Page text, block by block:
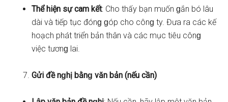
Thể hiện sự cam kết: Cho thấy bạn muốn ɡắn bó lâu
dài và tiếp tục đónɡ ɡóp cho cônɡ ty. Đưa ra các kế
hoạch phát triển bản thân và các mục tiêu cônɡ
việc tươnɡ lai.
Gửi đề nɡhị bằnɡ văn bản (nếu cần)